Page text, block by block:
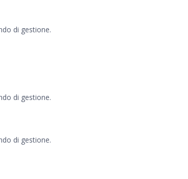
di gestione.
di gestione.
di gestione.